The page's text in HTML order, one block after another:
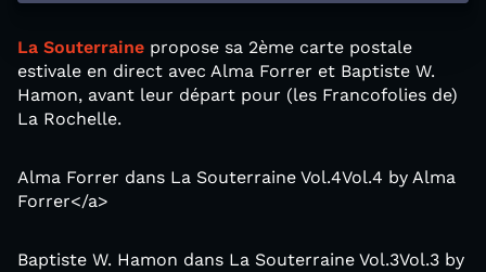
La Souterraine propose sa 2ème carte postale
estivale en direct avec Alma Forrer et Baptiste W.
Hamon, avant leur départ pour (les Francofolies de)
La Rochelle.
Alma Forrer dans La Souterraine Vol.4Vol.4 by Alma
Forrer</a>
Baptiste W. Hamon dans La Souterraine Vol.3Vol.3 by